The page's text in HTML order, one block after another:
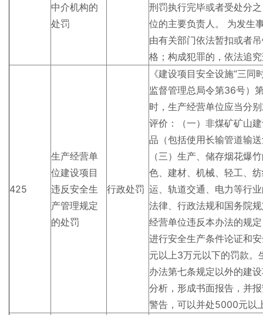
中介机构的
处罚
刑罚执行完毕或者受处分
位的主要负责人。 为发生
由有关部门依法暂扣或者
格；构成犯罪的，依法追
425
生产经营单
位建设项目
违反安全生
产管理规定
的处罚
行政处罚
《建设项目安全设施“三
监督管理总局令第36号）
时，生产经营单位应当分
评价：（一）非煤矿矿山
品（包括使用长输管道输
（三）生产、储存烟花爆
色、建材、机械、轻工、
运、轨道交通、电力等行
法律、行政法规和国务院
经营单位违反本办法的规
进行安全生产条件论证和
元以上3万元以下的罚款。
办法第七条规定以外的建
分析，形成书面报告，并
警告，可以并处5000元以